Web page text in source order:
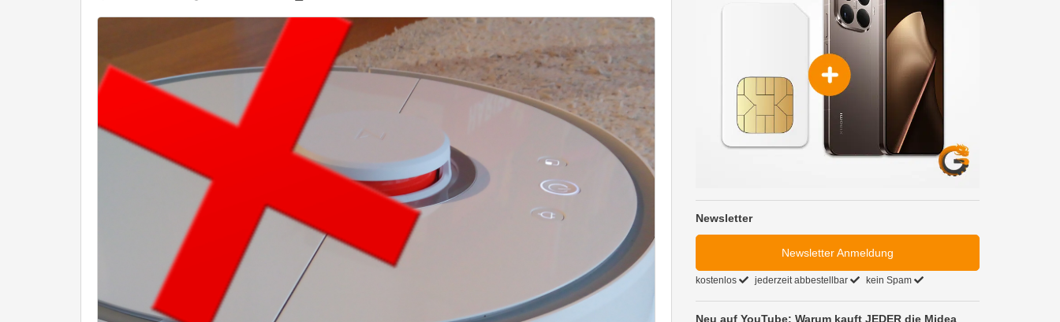
Newsletter
Newsletter Anmeldung
kostenlos jederzeit abbestellbar kein Spam
Neu auf YouTube: Warum kauft JEDER die Midea